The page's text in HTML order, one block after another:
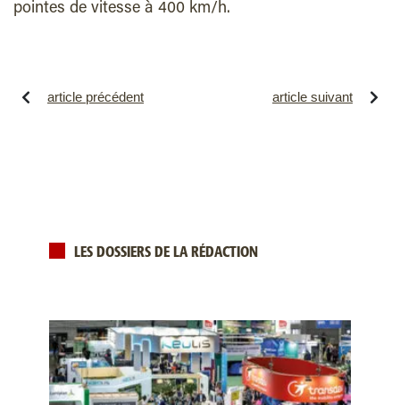
pointes de vitesse à 400 km/h.
article précédent article suivant
LES DOSSIERS DE LA RÉDACTION